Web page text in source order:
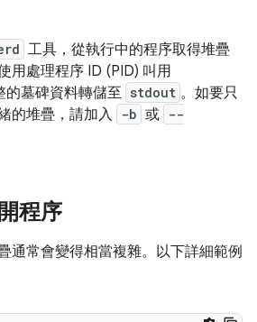
工具，從執行中的程序取得堆疊
用處理程序 ID (PID) 叫用
的墓碑資料轉儲至 stdout 。如要只
的堆疊，請加入
-b 或 --
程序
通常會變得相當複雜。以下詳細範例